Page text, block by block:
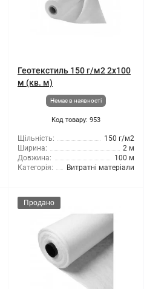
Геотекстиль 150 г/м2 2x100
м (кв. м)
Немає в наявності
Код товару: 953
Щільність:
150 г/м2
Ширина:
2 м
Довжина:
100 м
Категорія:
Витратні матеріали
Продано